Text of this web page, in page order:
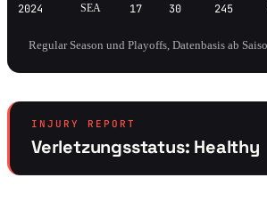
2024 SEA 17 30 245
Regular Season und Playoffs, Datenbasis ab
INJURY REPORT
Verletzungsstatus: Healthy